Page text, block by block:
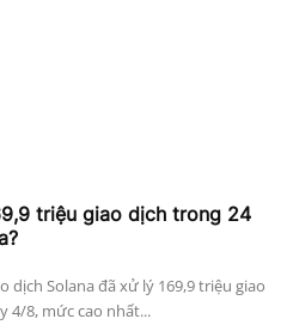
triệu giao dịch trong 24
dịch Solana đã xử lý 169,9 triệu giao
4/8, mức cao nhất...